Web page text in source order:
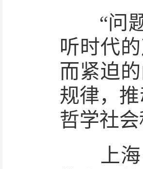
“问题
听时代
而紧迫
规律，
哲学社
上海，